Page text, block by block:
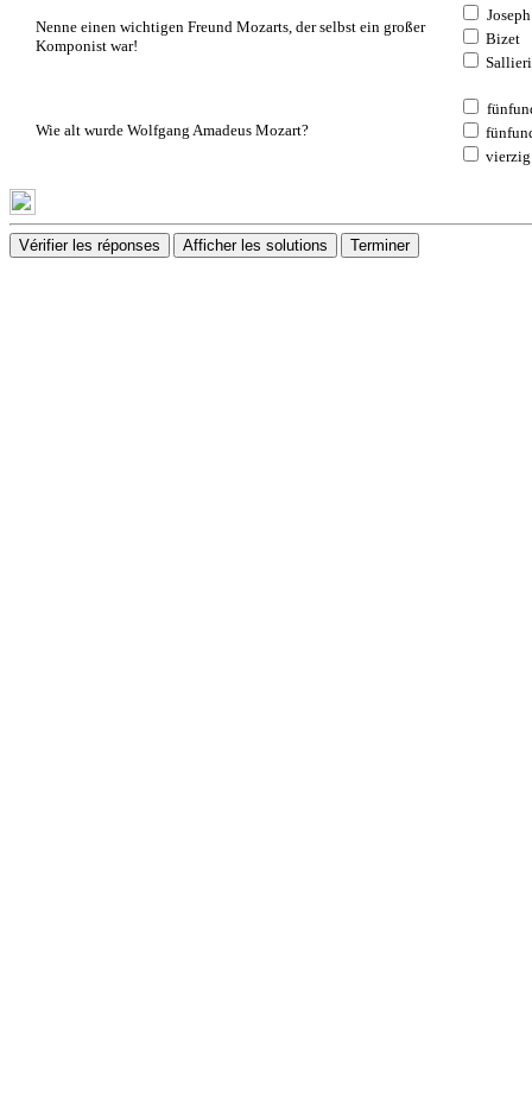
Nenne einen wichtigen Freund Mozarts, der selbst ein großer
Komponist war!
Bizet
Sallieri
Wie alt wurde Wolfgang Amadeus Mozart?
vierzig